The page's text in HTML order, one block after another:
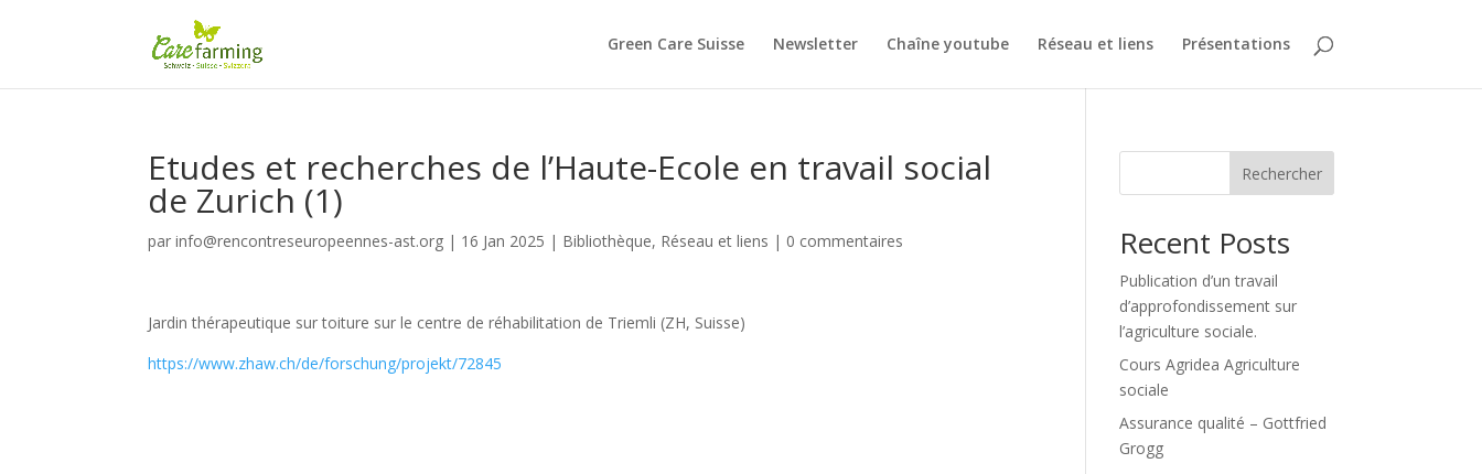
Green Care Suisse Newsletter Chaîne youtube Réseau et liens Présentations
Etudes et recherches de l’Haute-Ecole en travail social
de Zurich (1)
parinfo@rencontreseuropeennes-ast.org | 16 Jan 2025 | Bibliothèque, Réseau et liens | 0 commentaires
Jardin thérapeutique sur toiture sur le centre de réhabilitation de Triemli (ZH, Suisse)
https://www.zhaw.ch/de/forschung/projekt/72845
Rechercher
Recent Posts
Publication d’un travail
d’approfondissement sur
l’agriculture sociale.
Cours Agridea Agriculture
sociale
Assurance qualité – Gottfried
Grogg